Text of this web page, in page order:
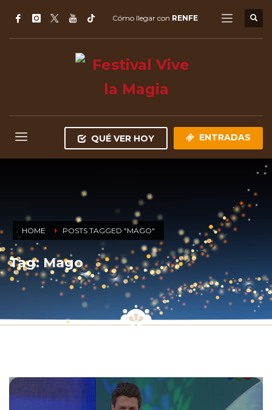
Cómo llegar con RENFE
QUÉ VER HOY ENTRADAS
HOME POSTS TAGGED "MAGO"
Tag: Mago